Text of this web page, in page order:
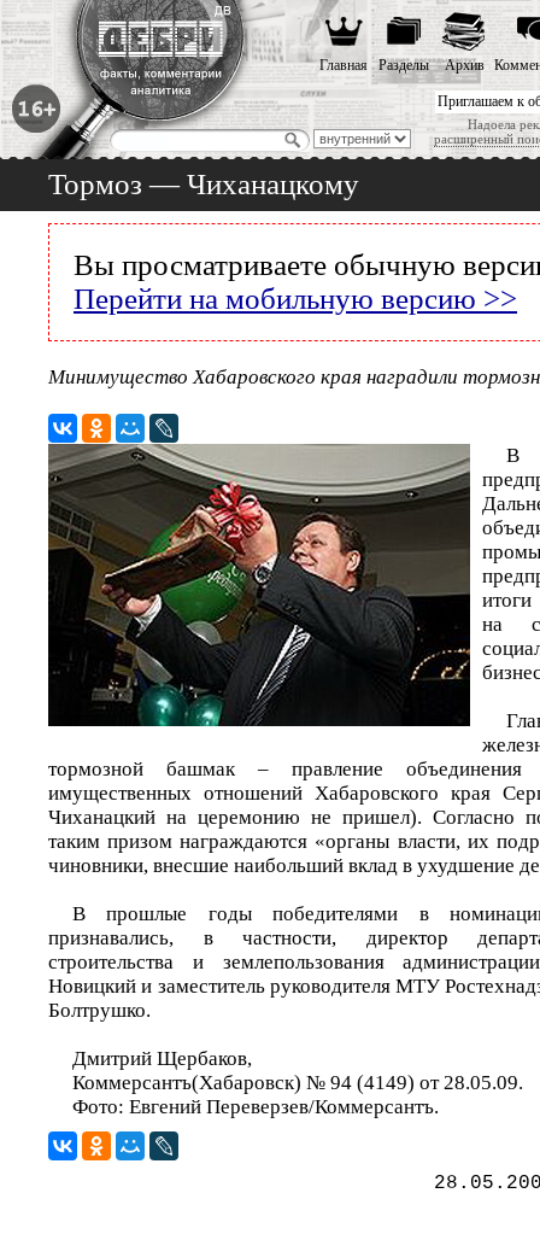
Приглашаем к
Надоела
расширенный
Главная Разделы Архив
Тормоз — Чиханацкому
Вы просматриваете обычную
Перейти на мобильную версию >>
Минимущество Хабаровского края наградили
В
на
тормозной башмак – правление объединения
имущественных отношений Хабаровского края
Чиханацкий на церемонию не пришел). Согласно
таким призом награждаются «органы власти, их
чиновники, внесшие наибольший вклад в ухудшение
В прошлые годы победителями в
признавались, в частности, директор
строительства и землепользования
Новицкий и заместитель руководителя МТУ
Болтрушко.
Дмитрий Щербаков,
Коммерсантъ(Хабаровск) № 94 (4149) от 28.05.09.
Фото: Евгений Переверзев/Коммерсантъ.